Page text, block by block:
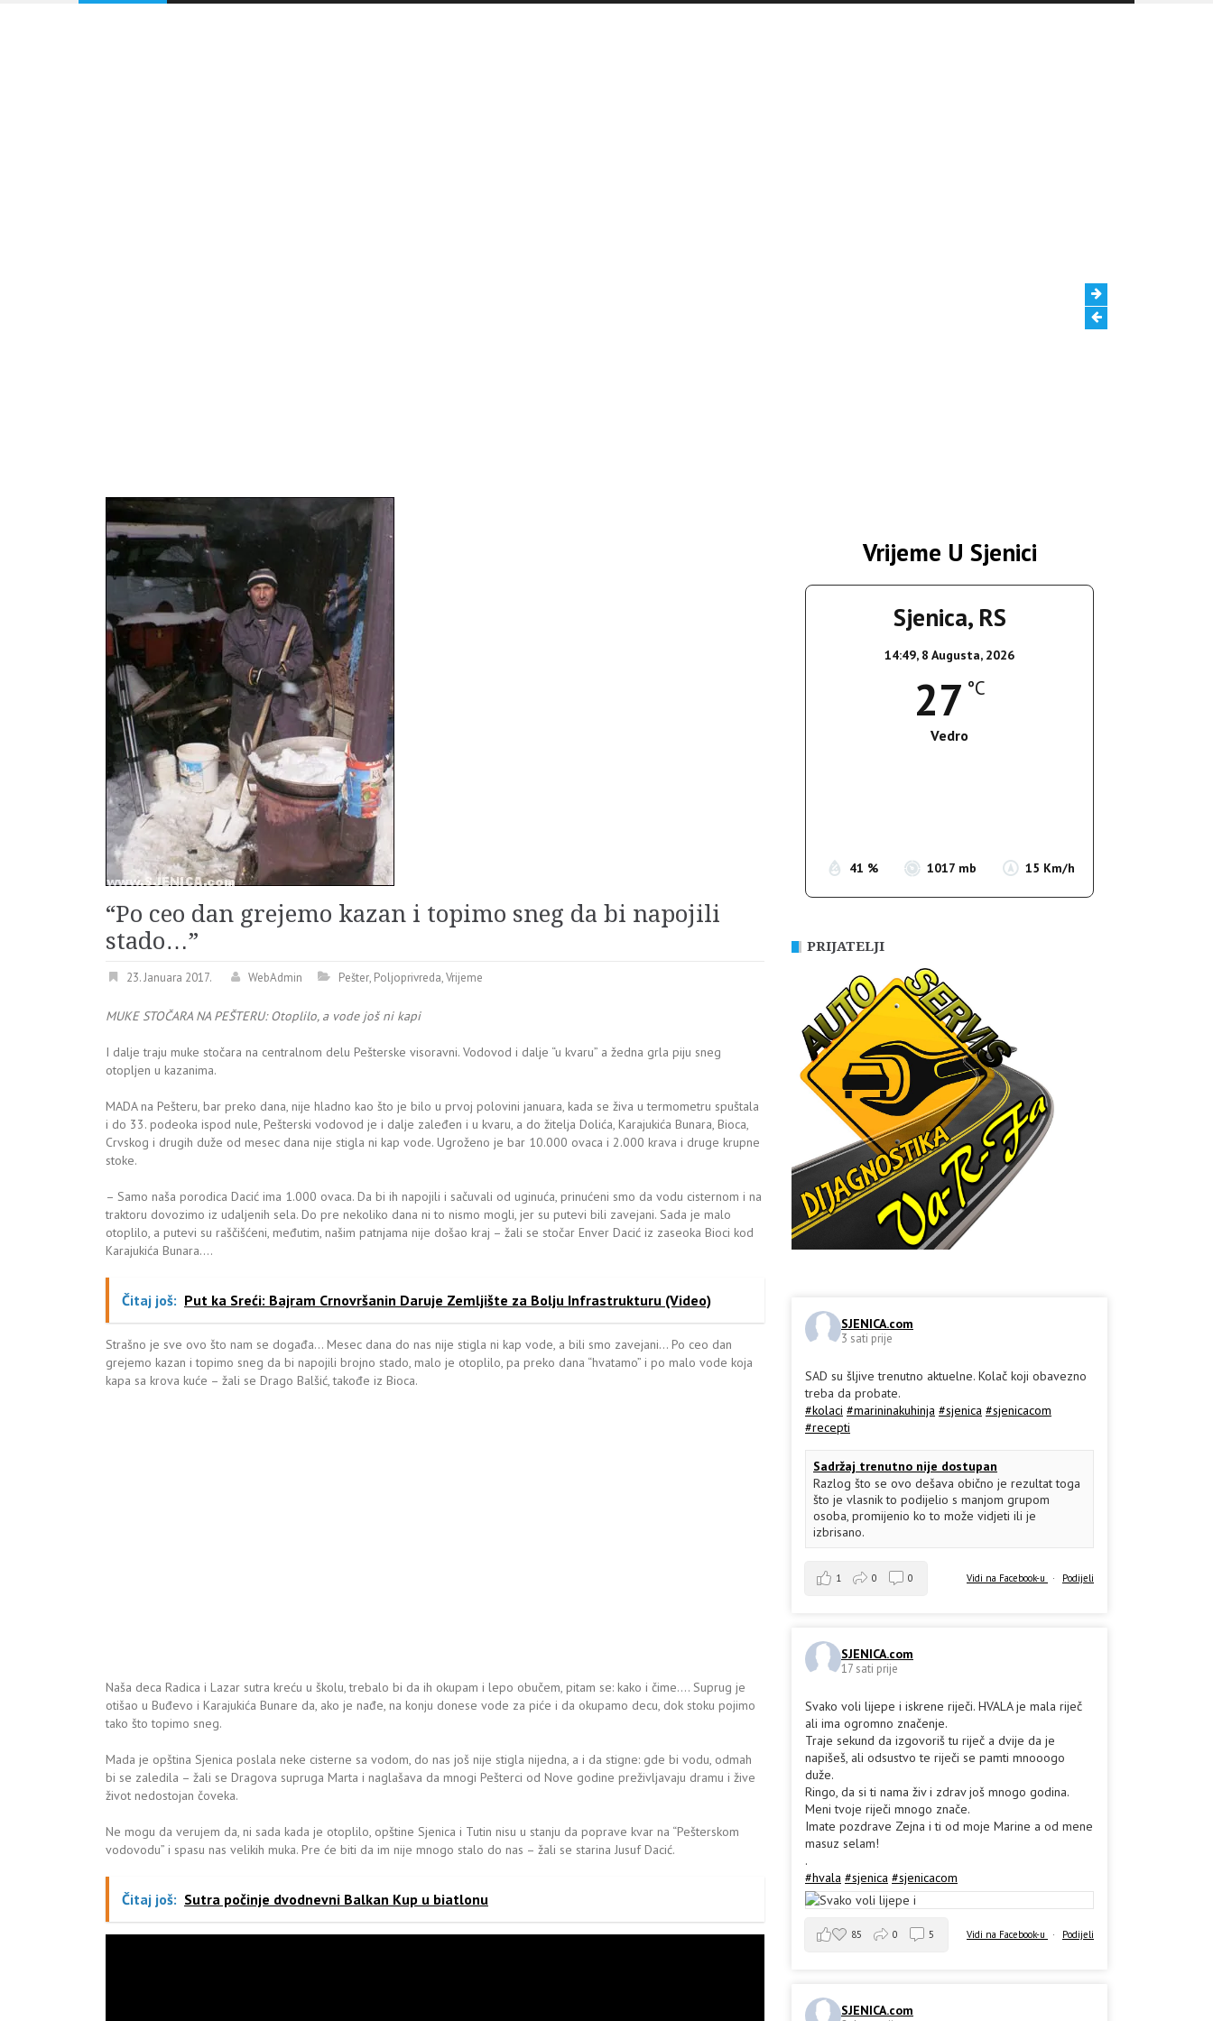
“Po ceo dan grejemo kazan i topimo sneg da bi napojili
stado…”
23. Januara 2017. WebAdmin Pešter, Poljoprivreda,Vrijeme
MUKE STOČARA NA PEŠTERU: Otoplilo, a vode još ni kapi
I dalje traju muke stočara na centralnom delu Pešterske visoravni. Vodovod i dalje “u kvaru” a žedna grla piju sneg
otopljen u kazanima.
MADA na Pešteru, bar preko dana, nije hladno kao što je bilo u prvoj polovini januara, kada se živa u termometru spuštala
i do 33. podeoka ispod nule, Pešterski vodovod je i dalje zaleđen i u kvaru, a do žitelja Dolića, Karajukića Bunara, Bioca,
Crvskog i drugih duže od mesec dana nije stigla ni kap vode. Ugroženo je bar 10.000 ovaca i 2.000 krava i druge krupne
stoke.
– Samo naša porodica Dacić ima 1.000 ovaca. Da bi ih napojili i sačuvali od uginuća, prinućeni smo da vodu cisternom i na
traktoru dovozimo iz udaljenih sela. Do pre nekoliko dana ni to nismo mogli, jer su putevi bili zavejani. Sada je malo
otoplilo, a putevi su raščišćeni, međutim, našim patnjama nije došao kraj – žali se stočar Enver Dacić iz zaseoka Bioci kod
Karajukića Bunara….
Čitaj još: Put ka Sreći: Bajram Crnovršanin Daruje Zemljište za Bolju Infrastrukturu (Video)
Strašno je sve ovo što nam se događa… Mesec dana do nas nije stigla ni kap vode, a bili smo zavejani… Po ceo dan
grejemo kazan i topimo sneg da bi napojili brojno stado, malo je otoplilo, pa preko dana “hvatamo” i po malo vode koja
kapa sa krova kuće – žali se Drago Balšić, takođe iz Bioca.
Naša deca Radica i Lazar sutra kreću u školu, trebalo bi da ih okupam i lepo obučem, pitam se: kako i čime…. Suprug je
otišao u Buđevo i Karajukića Bunare da, ako je nađe, na konju donese vode za piće i da okupamo decu, dok stoku pojimo
tako što topimo sneg.
Mada je opština Sjenica poslala neke cisterne sa vodom, do nas još nije stigla nijedna, a i da stigne: gde bi vodu, odmah
bi se zaledila – žali se Dragova supruga Marta i naglašava da mnogi Pešterci od Nove godine preživljavaju dramu i žive
život nedostojan čoveka.
Ne mogu da verujem da, ni sada kada je otoplilo, opštine Sjenica i Tutin nisu u stanju da poprave kvar na “Pešterskom
vodovodu” i spasu nas velikih muka. Pre će biti da im nije mnogo stalo do nas – žali se starina Jusuf Dacić.
Čitaj još: Sutra počinje dvodnevni Balkan Kup u biatlonu
Vrijeme U Sjenici
Sjenica, RS
14:49, 8 Augusta, 2026
27 °C
Vedro
41 % 1017 mb 15 Km/h
PRIJATELJI
SJENICA.com
3 sati prije
SAD su šljive trenutno aktuelne. Kolač koji obavezno
treba da probate.
#kolaci #marininakuhinja #sjenica #sjenicacom
#recepti
Sadržaj trenutno nije dostupan
Razlog što se ovo dešava obično je rezultat toga
što je vlasnik to podijelio s manjom grupom
osoba, promijenio ko to može vidjeti ili je
izbrisano.
Vidi na Facebook-u · Podijeli
1 0 0
SJENICA.com
17 sati prije
Svako voli lijepe i iskrene riječi. HVALA je mala riječ
ali ima ogromno značenje.
Traje sekund da izgovoriš tu riječ a dvije da je
napišeš, ali odsustvo te riječi se pamti mnooogo
duže.
Ringo, da si ti nama živ i zdrav još mnogo godina.
Meni tvoje riječi mnogo znače.
Imate pozdrave Zejna i ti od moje Marine a od mene
masuz selam!
.
#hvala #sjenica #sjenicacom
Vidi na Facebook-u · Podijeli
85 0 5
SJENICA.com